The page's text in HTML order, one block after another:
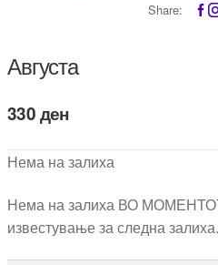
Share:
Августа
330ден
Нема на залиха
Нема на залиха ВО
известување за следна залиха.